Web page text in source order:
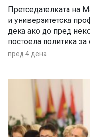
Претседателката на
и универзитетска
дека ако до пред
постоела политика
таа политика е
пред 4 дена